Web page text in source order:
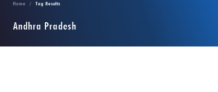
Home Tag Results
Andhra Pradesh